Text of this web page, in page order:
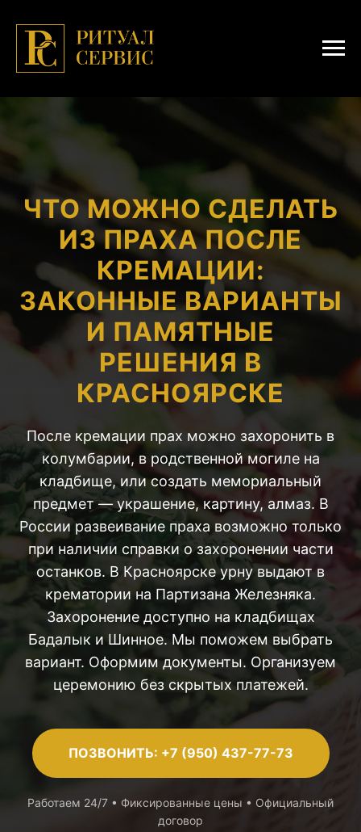
ЧТО МОЖНО СДЕЛАТЬ
ИЗ ПРАХА ПОСЛЕ
КРЕМАЦИИ:
ЗАКОННЫЕ ВАРИАНТЫ
И ПАМЯТНЫЕ
РЕШЕНИЯ В
КРАСНОЯРСКЕ
После кремации прах можно захоронить в
колумбарии, в родственной могиле на
кладбище, или создать мемориальный
предмет — украшение, картину, алмаз. В
России развеивание праха возможно только
при наличии справки о захоронении части
останков. В Красноярске урну выдают в
крематории на Партизана Железняка.
Захоронение доступно на кладбищах
Бадалык и Шинное. Мы поможем выбрать
вариант. Оформим документы. Организуем
церемонию без скрытых платежей.
ПОЗВОНИТЬ: +7 (950) 437-77-73
Работаем 24/7 • Фиксированные цены • Официальный
договор